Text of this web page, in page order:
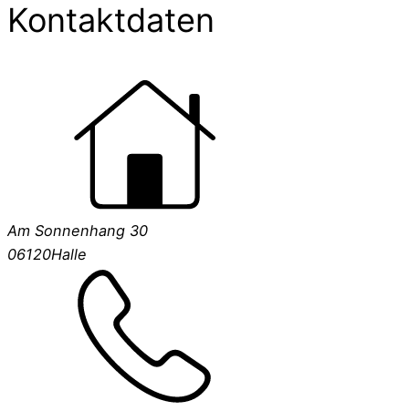
Kontaktdaten
Am Sonnenhang 30
06120Halle